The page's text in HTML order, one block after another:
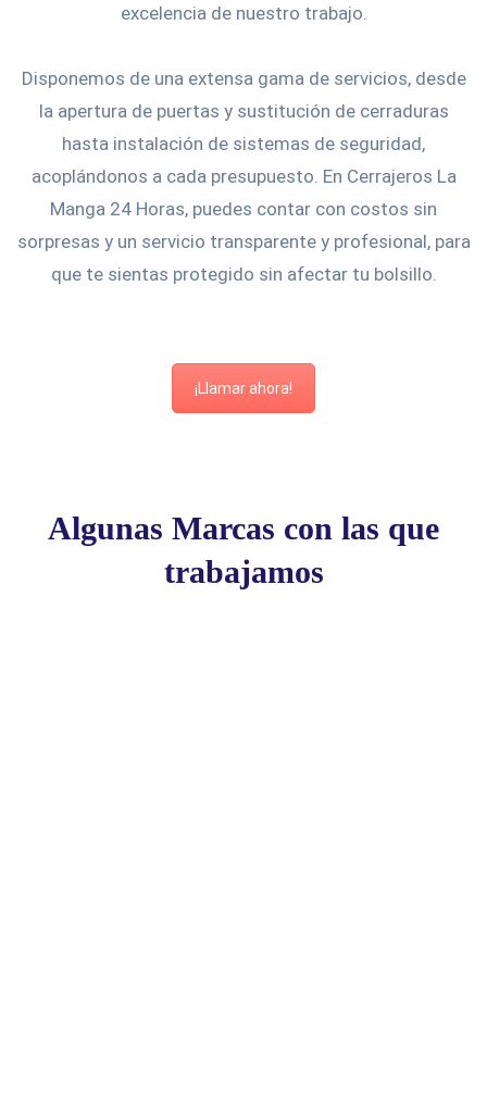
excelencia de nuestro trabajo.
Disponemos de una extensa gama de servicios, desde
la apertura de puertas y sustitución de cerraduras
hasta instalación de sistemas de seguridad,
acoplándonos a cada presupuesto. En Cerrajeros La
Manga 24 Horas, puedes contar con costos sin
sorpresas y un servicio transparente y profesional, para
que te sientas protegido sin afectar tu bolsillo.
¡Llamar ahora!
Algunas Marcas con las que
trabajamos